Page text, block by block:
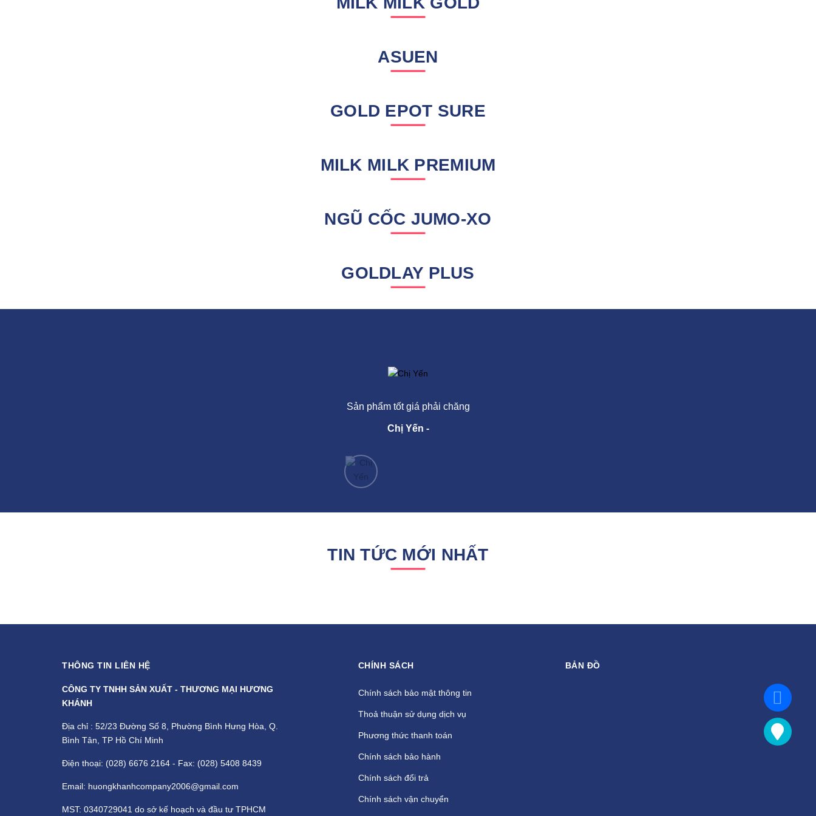
ASUEN
GOLD EPOT SURE
MILK MILK PREMIUM
NGŨ CỐC JUMO-XO
GOLDLAY PLUS
Sản phẩm tốt giá phải chăng
Chị Yến -
TIN TỨC MỚI NHẤT
THÔNG TIN LIÊN HỆ
CÔNG TY TNHH SẢN XUẤT - THƯƠNG MẠI HƯƠNG
KHÁNH
Địa chỉ : 52/23 Đường Số 8, Phường Bình Hưng Hòa, Q.
Bình Tân, TP Hồ Chí Minh
Điện thoại: (028) 6676 2164 - Fax: (028) 5408 8439
Email: huongkhanhcompany2006@gmail.com
MST: 0340729041 do sở kế hoạch và đầu tư TPHCM
CHÍNH SÁCH
Chính sách bảo mật thông tin
Thoả thuận sử dụng dịch vụ
Phương thức thanh toán
Chính sách bảo hành
Chính sách đổi trả
Chính sách vận chuyển
BẢN ĐỒ